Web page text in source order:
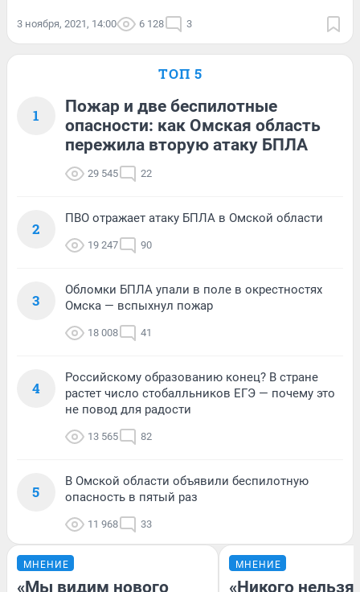
3 ноября, 2021, 14:00 6 128 3
ТОП 5
1
Пожар и две беспилотные
опасности: как Омская область
пережила вторую атаку БПЛА
29 545 22
2
ПВО отражает атаку БПЛА в Омской области
19 247 90
3
Обломки БПЛА упали в поле в окрестностях
Омска — вспыхнул пожар
18 008 41
4
Российскому образованию конец? В стране
растет число стобалльников ЕГЭ — почему это
не повод для радости
13 565 82
5
В Омской области объявили беспилотную
опасность в пятый раз
11 968 33
МНЕНИЕ
«Мы видим нового
МНЕНИЕ
«Никого нельзя